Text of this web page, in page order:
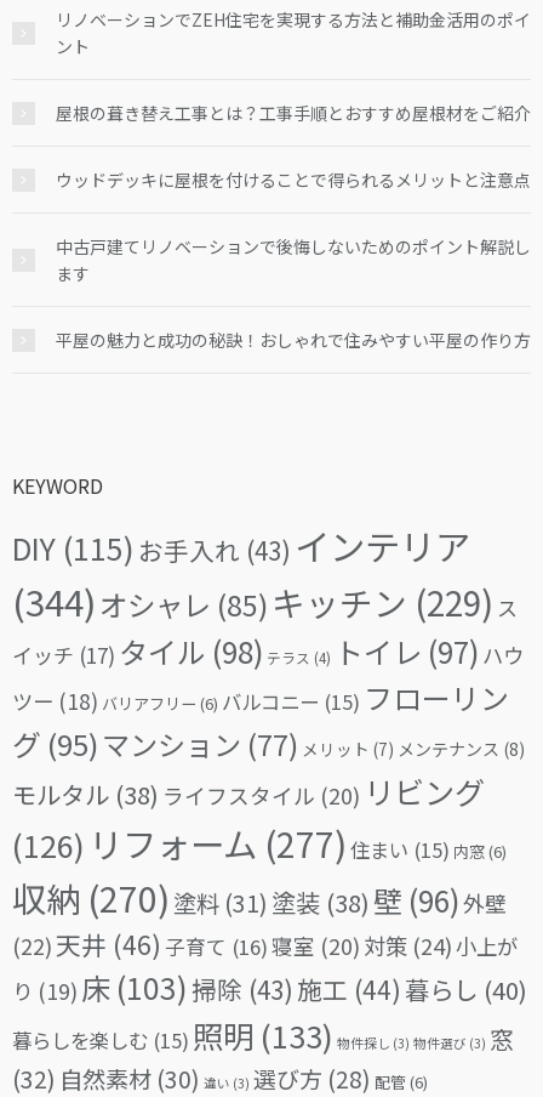
リノベーションでZEH住宅を実現する方法と補助金活用のポイ
ント
屋根の葺き替え工事とは？工事手順とおすすめ屋根材をご紹介
ウッドデッキに屋根を付けることで得られるメリットと注意点
中古戸建てリノベーションで後悔しないためのポイント解説し
ます
平屋の魅力と成功の秘訣！おしゃれで住みやすい平屋の作り方
KEYWORD
DIY (115) お手入れ (43) インテリア
(344) オシャレ (85) キッチン (229) ス
イッチ (17) タイル (98) テラス (4) トイレ (97) ハウ
ツー (18) バリアフリー (6) バルコニー (15) フローリン
グ (95)マンション (77) メリット (7) メンテナンス (8)
モルタル (38) ライフスタイル (20) リビング
(126) リフォーム (277) 住まい (15) 内窓(6)
収納 (270) 塗料 (31) 塗装 (38) 壁 (96)外壁
(22)天井 (46) 子育て (16)寝室 (20) 対策 (24)小上が
り (19) 床 (103)掃除 (43) 施工 (44) 暮らし (40)
暮らしを楽しむ (15) 照明 (133) 物件探し (3) 物件選び (3) 窓
(32) 自然素材 (30) 違い (3) 選び方 (28) 配管(6)